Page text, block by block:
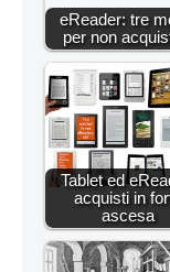
eReader: tre
per non
Tablet ed
acquisti in
ascesa